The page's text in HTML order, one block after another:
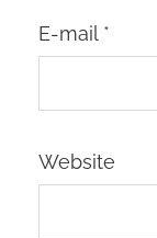
E-mail *
Website